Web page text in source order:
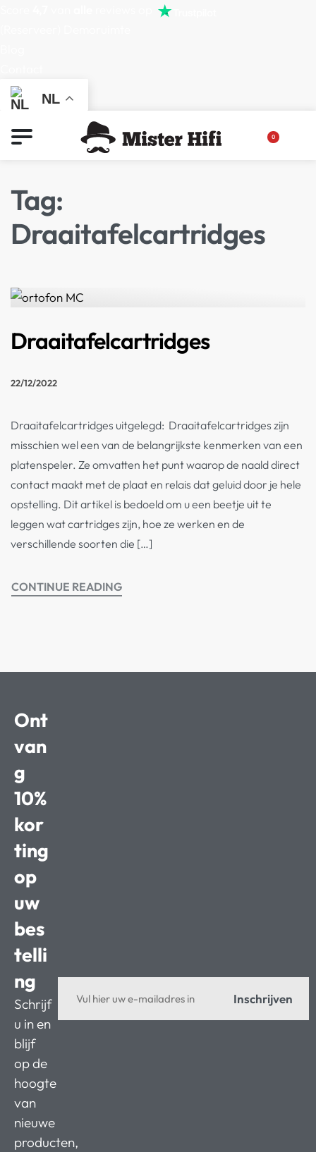
NL
0
Tag:
Draaitafelcartridges
Draaitafelcartridges
22/12/2022
Draaitafelcartridges uitgelegd: Draaitafelcartridges zijn
misschien wel een van de belangrijkste kenmerken van een
platenspeler. Ze omvatten het punt waarop de naald direct
contact maakt met de plaat en relais dat geluid door je hele
opstelling. Dit artikel is bedoeld om u een beetje uit te
leggen wat cartridges zijn, hoe ze werken en de
verschillende soorten die […]
CONTINUE READING
Ont
van
g
10%
kor
ting
op
uw
bes
telli
ng
Schrijf
u in en
blijf
op de
hoogte
van
nieuwe
producten,
Inschrijven